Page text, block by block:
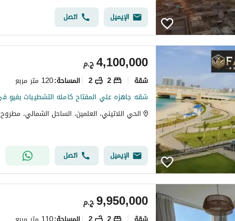
الإيميل اتصل
ج.م4,100,000
شقة 2
2 المساحة:120 متر مربع
الحي اللاتيني، العلمين، الساحل الشمالي، مطروح
الإيميل اتصل
ج.م9,950,000